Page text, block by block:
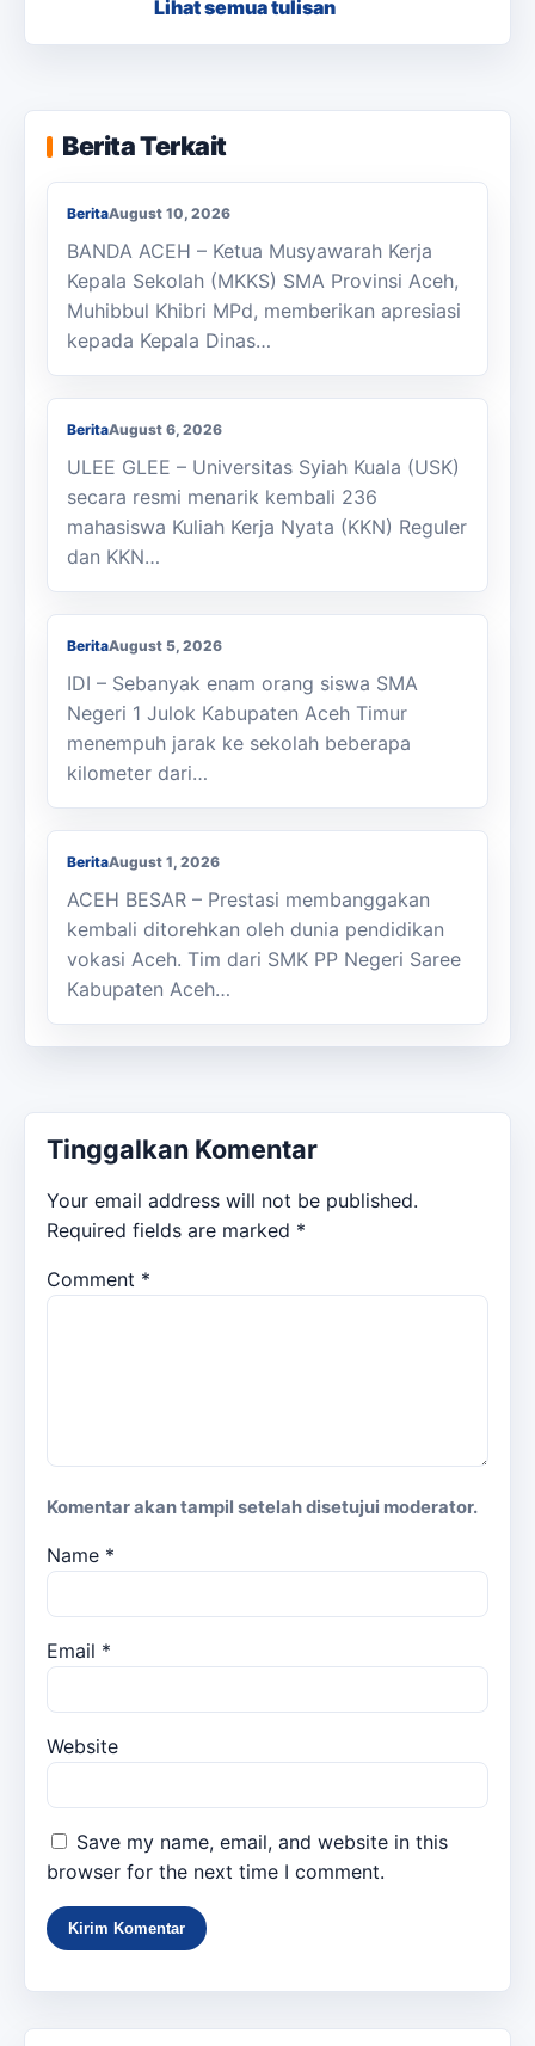
Lihat semua tulisan
Berita Terkait
Ketua MKKS SMA Provinsi Aceh Berikan
Apresiasi Kepada Murthalamuddin
BeritaAugust 10, 2026
BANDA ACEH – Ketua Musyawarah Kerja
Kepala Sekolah (MKKS) SMA Provinsi Aceh,
Muhibbul Khibri MPd, memberikan apresiasi
kepada Kepala Dinas…
KKN Usai, KOSI USK Apresiasi Dukungan
Masyarakat Bandar Dua
BeritaAugust 6, 2026
ULEE GLEE – Universitas Syiah Kuala (USK)
secara resmi menarik kembali 236
mahasiswa Kuliah Kerja Nyata (KKN) Reguler
dan KKN…
Berjalan Kaki ke Sekolah, Enam Siswa
SMAN 1 Julok Butuh Sepeda
BeritaAugust 5, 2026
IDI – Sebanyak enam orang siswa SMA
Negeri 1 Julok Kabupaten Aceh Timur
menempuh jarak ke sekolah beberapa
kilometer dari…
Membanggakan, Siswa SMK PPN Saree
Raih Juara LKS Nasional 2026
BeritaAugust 1, 2026
ACEH BESAR – Prestasi membanggakan
kembali ditorehkan oleh dunia pendidikan
vokasi Aceh. Tim dari SMK PP Negeri Saree
Kabupaten Aceh…
Tinggalkan Komentar
Your email address will not be published.
Required fields are marked *
Comment *
Komentar akan tampil setelah disetujui moderator.
Name *
Email *
Website
Save my name, email, and website in this
browser for the next time I comment.